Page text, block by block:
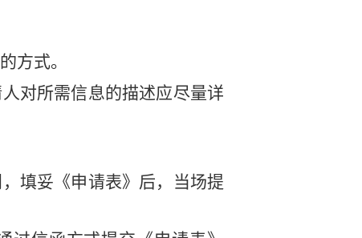
方式。
对所需信息的描述应尽量详
填妥《申请表》后，当场提